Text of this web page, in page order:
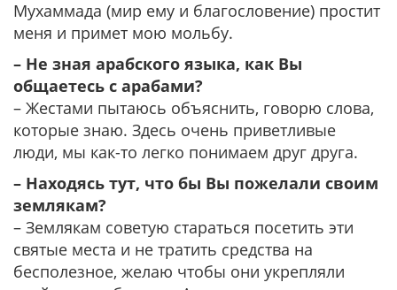
Мухаммада (мир ему и благословение) простит
меня и примет мою мольбу.
– Не зная арабского языка, как Вы
общаетесь с арабами?
– Жестами пытаюсь объяснить, говорю слова,
которые знаю. Здесь очень приветливые
люди, мы как-то легко понимаем друг друга.
– Находясь тут, что бы Вы пожелали своим
землякам?
– Землякам советую стараться посетить эти
святые места и не тратить средства на
бесполезное, желаю чтобы они укрепляли